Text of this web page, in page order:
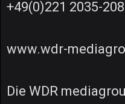
+49(0)221 2035-208
www.wdr-
Die WDR